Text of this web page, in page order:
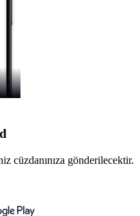
cüzdanınıza gönderilecektir.